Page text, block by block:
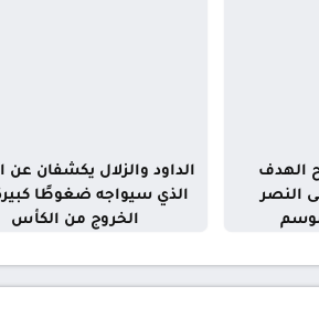
الهدف
النصر
الداود والزلال يكشفان عن
الذي سيواجه ضغوطًا
الخروج من الكأس